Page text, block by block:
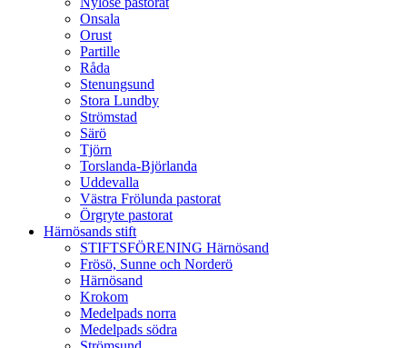
Onsala
Orust
Partille
Råda
Stenungsund
Stora Lundby
Strömstad
Särö
Tjörn
Torslanda-Björlanda
Uddevalla
Västra Frölunda pastorat
Örgryte pastorat
Härnösands stift
STIFTSFÖRENING Härnösand
Frösö, Sunne och Norderö
Härnösand
Krokom
Medelpads norra
Medelpads södra